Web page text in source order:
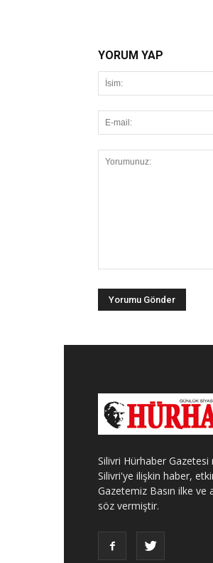
YORUM YAP
Silivri Hürhaber
Silivri'ye ilişkin haber,
Gazetemiz Basın ilke ve
söz vermiştir.